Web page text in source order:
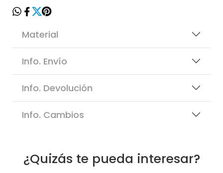
Material
Info. Envío
Info. Devolución
Info. Cambios
¿Quizás te pueda interesar?